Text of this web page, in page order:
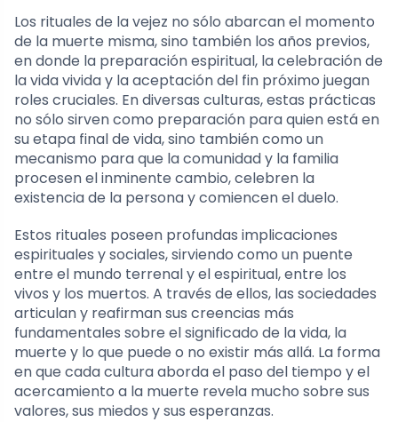
Los rituales de la vejez no sólo abarcan el momento
de la muerte misma, sino también los años previos,
en donde la preparación espiritual, la celebración de
la vida vivida y la aceptación del fin próximo juegan
roles cruciales. En diversas culturas, estas prácticas
no sólo sirven como preparación para quien está en
su etapa final de vida, sino también como un
mecanismo para que la comunidad y la familia
procesen el inminente cambio, celebren la
existencia de la persona y comiencen el duelo.
Estos rituales poseen profundas implicaciones
espirituales y sociales, sirviendo como un puente
entre el mundo terrenal y el espiritual, entre los
vivos y los muertos. A través de ellos, las sociedades
articulan y reafirman sus creencias más
fundamentales sobre el significado de la vida, la
muerte y lo que puede o no existir más allá. La forma
en que cada cultura aborda el paso del tiempo y el
acercamiento a la muerte revela mucho sobre sus
valores, sus miedos y sus esperanzas.